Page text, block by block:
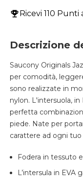
Ricevi 110 Punti
Descrizione
Saucony Originals
per comodità,
sono realizzate in
nylon. L'intersuola,
perfetta
piede. Nate per
carattere ad ogni tuo
Fodera in tessuto
L’intersula in EVA